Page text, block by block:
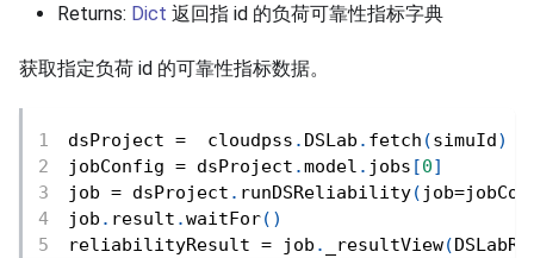
Returns: Dict 返回指 id 的负荷可靠性指标字典
获取指定负荷 id 的可靠性指标数据。
dsProject =
  cloudpss
. DSLab . fetch (simuId)
jobConfig = dsProject .model . jobs [0]
job = dsProject . runDSReliability( job=
job . result .waitFor( )
reliabilityResult = job . _resultView(